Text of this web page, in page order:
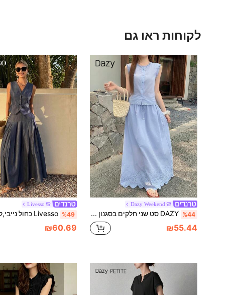
לקוחות ראו גם
Dazy Weekend
%44 DAZY סט שני חלקים בסגנון חופשה, קרדיגן טלאים עם צווארון עגול לנשים, סטים קז'ואל לקיץ לנשים, סטים של קרדיגן קיץ לנשים, טופ וחצאית ארוכה
₪55.44
Livesso
%49
₪60.69